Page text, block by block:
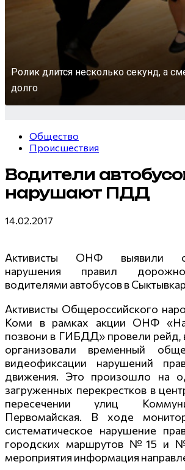
Ролик длится несколько секунд, а
долго
Общество
Происшествия
Водители
нарушают ПДД
14.02.2017
Активисты ОНФ выявили
нарушения правил
водителями автобусов в
Активисты Общероссийского
Коми в рамках акции ОНФ
позвони в ГИБДД» провели рейд,
организовали временный
видеофиксации нарушений
движения. Это произошло на
загруженных перекрестков в
пересечении улиц
Первомайская. В ходе
систематическое нарушение
городских маршрутов №15 и
мероприятия информация